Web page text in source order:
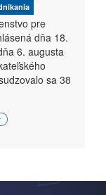
pre
dňa 18.
6. augusta
sa 38